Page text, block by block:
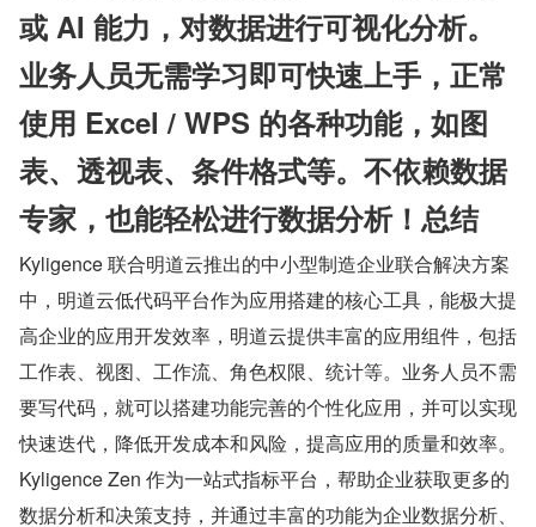
或 AI 能力，对数据进行可视化分析。
业务人员无需学习即可快速上手，正常
使用 Excel / WPS 的各种功能，如图
表、透视表、条件格式等。不依赖数据
专家，也能轻松进行数据分析！总结
Kyligence 联合明道云推出的中小型制造企业联合解决方案
中，明道云低代码平台作为应用搭建的核心工具，能极大提
高企业的应用开发效率，明道云提供丰富的应用组件，包括
工作表、视图、工作流、角色权限、统计等。业务人员不需
要写代码，就可以搭建功能完善的个性化应用，并可以实现
快速迭代，降低开发成本和风险，提高应用的质量和效率。
Kyligence Zen 作为一站式指标平台，帮助企业获取更多的
数据分析和决策支持，并通过丰富的功能为企业数据分析、